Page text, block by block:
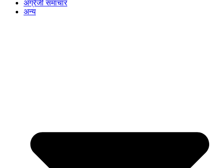
अंग्रेजी समाचार
अन्य